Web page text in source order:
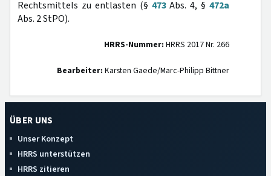
Rechtsmittels zu entlasten (§ 473Abs. 4, § 472a
Abs. 2 StPO).
HRRS-Nummer: HRRS 2017 Nr. 266
Bearbeiter: Karsten Gaede/Marc-Philipp Bittner
ÜBER UNS
Unser Konzept
HRRS unterstützen
HRRS zitieren